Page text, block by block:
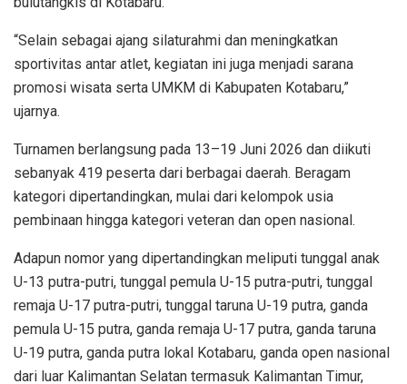
“Selain sebagai ajang silaturahmi dan meningkatkan
sportivitas antar atlet, kegiatan ini juga menjadi sarana
promosi wisata serta UMKM di Kabupaten Kotabaru,”
ujarnya.
Turnamen berlangsung pada 13–19 Juni 2026 dan diikuti
sebanyak 419 peserta dari berbagai daerah. Beragam
kategori dipertandingkan, mulai dari kelompok usia
pembinaan hingga kategori veteran dan open nasional.
Adapun nomor yang dipertandingkan meliputi tunggal anak
U-13 putra-putri, tunggal pemula U-15 putra-putri, tunggal
remaja U-17 putra-putri, tunggal taruna U-19 putra, ganda
pemula U-15 putra, ganda remaja U-17 putra, ganda taruna
U-19 putra, ganda putra lokal Kotabaru, ganda open nasional
dari luar Kalimantan Selatan termasuk Kalimantan Timur,